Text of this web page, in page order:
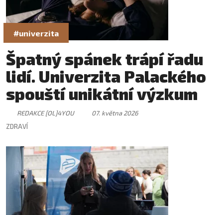
#univerzita
Špatný spánek trápí řadu
lidí. Univerzita Palackého
spouští unikátní výzkum
REDAKCE [OL]4YOU
07. května 2026
ZDRAVÍ